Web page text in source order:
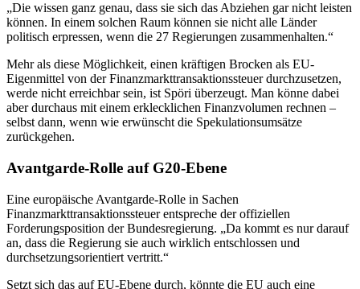
„Die wissen ganz genau, dass sie sich das Abziehen gar nicht leisten
können. In einem solchen Raum können sie nicht alle Länder
politisch erpressen, wenn die 27 Regierungen zusammenhalten.“
Mehr als diese Möglichkeit, einen kräftigen Brocken als EU-
Eigenmittel von der Finanzmarkttransaktionssteuer durchzusetzen,
werde nicht erreichbar sein, ist Spöri überzeugt. Man könne dabei
aber durchaus mit einem erklecklichen Finanzvolumen rechnen –
selbst dann, wenn wie erwünscht die Spekulationsumsätze
zurückgehen.
Avantgarde-Rolle auf G20-Ebene
Eine europäische Avantgarde-Rolle in Sachen
Finanzmarkttransaktionssteuer entspreche der offiziellen
Forderungsposition der Bundesregierung. „Da kommt es nur darauf
an, dass die Regierung sie auch wirklich entschlossen und
durchsetzungsorientiert vertritt.“
Setzt sich das auf EU-Ebene durch, könnte die EU auch eine